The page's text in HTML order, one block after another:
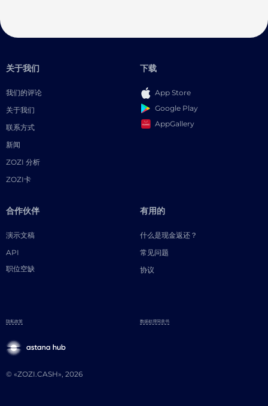
关于我们
我们的评论
关于我们
联系方式
新闻
ZOZI 分析
ZOZI卡
下载
App Store
Google Play
AppGallery
合作伙伴
演示文稿
API
职位空缺
有用的
什么是现金返还？
常见问题
协议
© «ZOZI.CASH», 2026
隐私政策 数据处理同意书